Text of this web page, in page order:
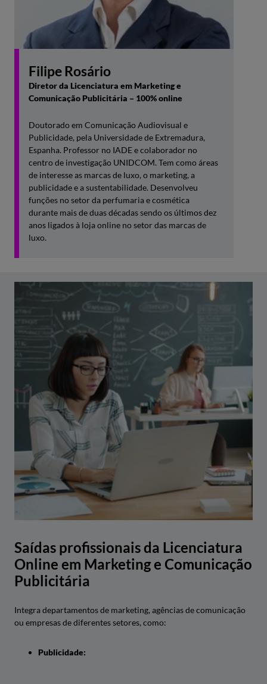
Ramo de Marketing
• Consumidor Digital e E-commerce (6 ECTS)
Ramo de Comunicação Publicitária
• Estratégia e Planeamento de Meios e Audiências (6
ECTS)
Ramo de Produção Audiovisual e Multimédia
• Comunicação e Design (6 ECTS)
• Laboratório de Produção Multimédia (6 ECTS)
A abertura dos Ramos está pendente do número de
estudantes inscritos.
Filipe Rosário
Diretor da Licenciatura em Marketing e
Comunicação Publicitária – 100% online
Doutorado em Comunicação Audiovisual e
Publicidade, pela Universidade de Extremadura,
Espanha. Professor no IADE e colaborador no
centro de investigação UNIDCOM. Tem como áreas
de interesse as marcas de luxo, o marketing, a
publicidade e a sustentabilidade. Desenvolveu
funções no setor da perfumaria e cosmética
durante mais de duas décadas sendo os últimos dez
anos ligados à loja online no setor das marcas de
luxo.
Saídas profissionais da Licenciatura
Online em Marketing e Comunicação
Publicitária
Integra departamentos de marketing, agências de comunicação
ou empresas de diferentes setores, como:
Publicidade: